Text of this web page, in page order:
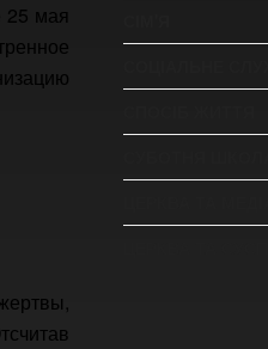
25 мая